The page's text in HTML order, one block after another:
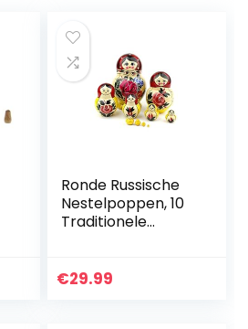
Ronde Russische
Nestelpoppen, 10
Traditionele
Semjonov Rode
€29.99